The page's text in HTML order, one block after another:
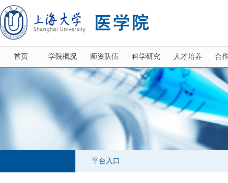
首页 学院概况 师资队伍 科学研究 人才培养 合
平台入口